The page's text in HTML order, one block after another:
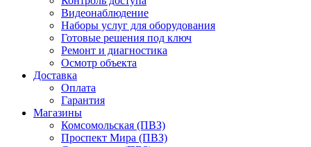
Видеонаблюдение
Наборы услуг для оборудования
Готовые решения под ключ
Ремонт и диагностика
Осмотр объекта
Доставка
Оплата
Гарантия
Магазины
Комсомольская (ПВЗ)
Проспект Мира (ПВЗ)